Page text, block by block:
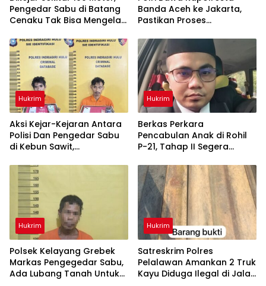
Pengedar Sabu di Batang
Cenaku Tak Bisa Mengelak
Banda Aceh ke Jakarta,
Pastikan Proses
dan Transparan
Hukrim
Aksi Kejar-Kejaran Antara
Polisi Dan Pengedar Sabu
di Kebun Sawit,
Ringkus Dua Pelaku
Hukrim
Berkas Perkara
Pencabulan Anak di Rohil
P-21, Tahap II Segera
Hukrim
Polsek Kelayang Grebek
Markas Pengegedar Sabu,
Ada Lubang Tanah Untuk
Hukrim
Satreskrim Polres
Pelalawan Amankan 2 Truk
Kayu Diduga Ilegal di Jalan